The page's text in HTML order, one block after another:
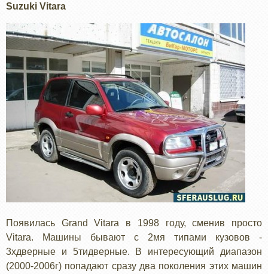
Suzuki Vitara
Появилась Grand Vitara в 1998 году, сменив просто
Vitara. Машины бывают с 2мя типами кузовов -
3хдверные и 5тидверные. В интересующий диапазон
(2000-2006г) попадают сразу два поколения этих машин